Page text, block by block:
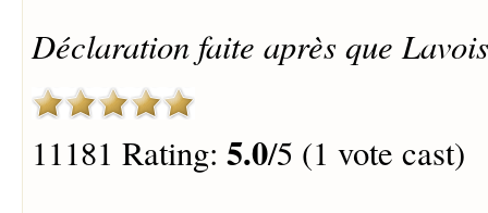
Déclaration faite après que
11181 Rating: 5.0/5 (1 vote cast)